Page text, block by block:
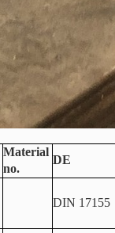
Material
no.
DE
DIN 17155